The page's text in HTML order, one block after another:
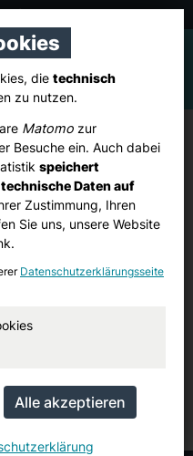
2025
die technisch
zu nutzen.
Matomo zur
Besuche ein. Auch dabei
speichert
Daten auf
Zustimmung, Ihren
Sie uns, unsere Website
Datenschutzerklärungsseite